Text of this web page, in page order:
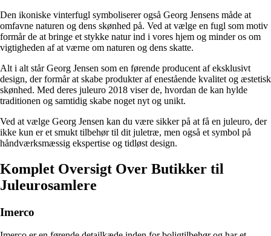
Den ikoniske vinterfugl symboliserer også Georg Jensens måde at
omfavne naturen og dens skønhed på. Ved at vælge en fugl som motiv
formår de at bringe et stykke natur ind i vores hjem og minder os om
vigtigheden af at værne om naturen og dens skatte.
Alt i alt står Georg Jensen som en førende producent af eksklusivt
design, der formår at skabe produkter af enestående kvalitet og æstetisk
skønhed. Med deres juleuro 2018 viser de, hvordan de kan hylde
traditionen og samtidig skabe noget nyt og unikt.
Ved at vælge Georg Jensen kan du være sikker på at få en juleuro, der
ikke kun er et smukt tilbehør til dit juletræ, men også et symbol på
håndværksmæssig ekspertise og tidløst design.
Komplet Oversigt Over Butikker til
Juleurosamlere
Imerco